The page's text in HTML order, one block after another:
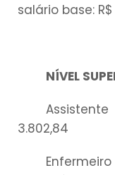
salário base: R$
NÍVEL
3.802,84